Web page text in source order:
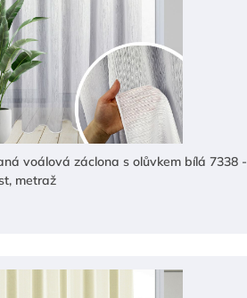
voálová záclona s olůvkem bílá 7338 -
metraž